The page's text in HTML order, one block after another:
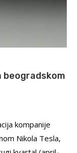
beogradskom
kompanije
Nikola Tesla,